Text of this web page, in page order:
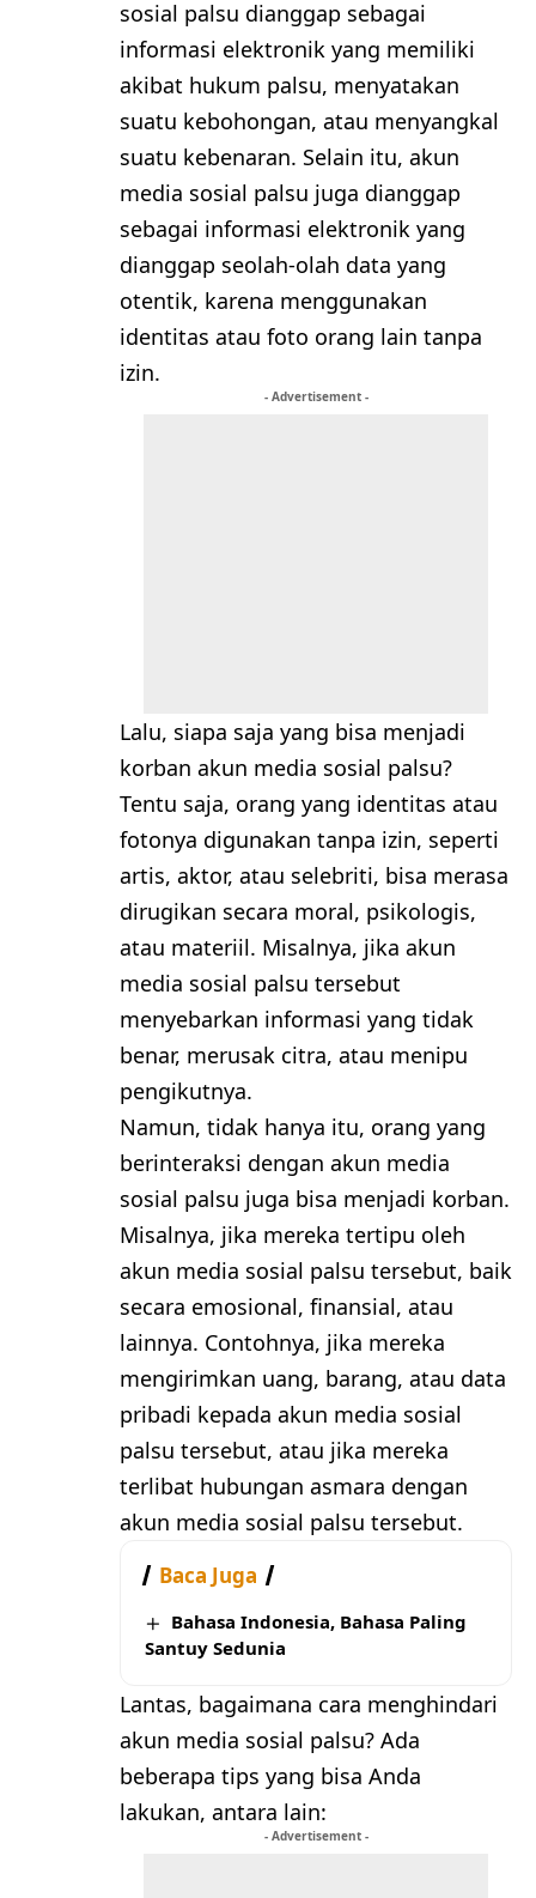
sosial palsu dianggap sebagai
informasi elektronik yang memiliki
akibat hukum palsu, menyatakan
suatu kebohongan, atau menyangkal
suatu kebenaran. Selain itu, akun
media sosial palsu juga dianggap
sebagai informasi elektronik yang
dianggap seolah-olah data yang
otentik, karena menggunakan
identitas atau foto orang lain tanpa
izin.
- Advertisement -
Lalu, siapa saja yang bisa menjadi
korban akun media sosial palsu?
Tentu saja, orang yang identitas atau
fotonya digunakan tanpa izin, seperti
artis, aktor, atau selebriti, bisa merasa
dirugikan secara moral, psikologis,
atau materiil. Misalnya, jika akun
media sosial palsu tersebut
menyebarkan informasi yang tidak
benar, merusak citra, atau menipu
pengikutnya.
Namun, tidak hanya itu, orang yang
berinteraksi dengan akun media
sosial palsu juga bisa menjadi korban.
Misalnya, jika mereka tertipu oleh
akun media sosial palsu tersebut, baik
secara emosional, finansial, atau
lainnya. Contohnya, jika mereka
mengirimkan uang, barang, atau data
pribadi kepada akun media sosial
palsu tersebut, atau jika mereka
terlibat hubungan asmara dengan
akun media sosial palsu tersebut.
Baca Juga
Bahasa Indonesia, Bahasa Paling
Santuy Sedunia
Lantas, bagaimana cara menghindari
akun media sosial palsu? Ada
beberapa tips yang bisa Anda
lakukan, antara lain:
- Advertisement -